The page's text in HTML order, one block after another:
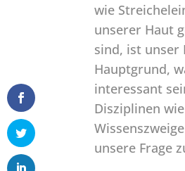
wie
unserer Haut
sind, ist unser
Hauptgrund,
interessant
Disziplinen
unsere Frage